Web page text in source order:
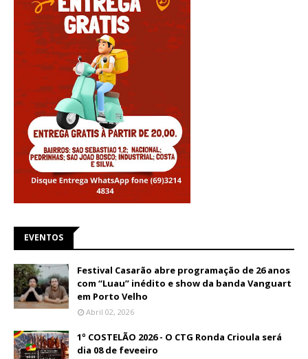
EVENTOS
Festival Casarão abre programação de 26 anos
com “Luau” inédito e show da banda Vanguart
em Porto Velho
Abril 02, 2026
1º COSTELÃO 2026 - O CTG Ronda Crioula será
dia 08 de feveeiro